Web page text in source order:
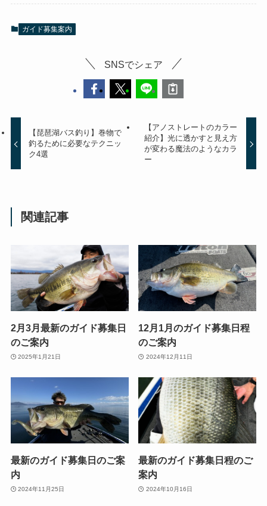
ガイド募集案内
SNSでシェア
【琵琶湖バス釣り】巻物で
釣るために必要なテクニッ
ク4選
【アノストレートのカラー
紹介】光に透かすと見え方
が変わる魔法のようなカラ
ー
関連記事
2月3月最新のガイド募集日
のご案内
2025年1月21日
12月1月のガイド募集日程
のご案内
2024年12月11日
最新のガイド募集日のご案
内
2024年11月25日
最新のガイド募集日程のご
案内
2024年10月16日